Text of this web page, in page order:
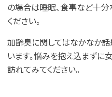
の場合は睡眠、食事など十分
ください。
加齢臭に関してはなかなか
います。悩みを抱え込まずに
訪れてみてください。